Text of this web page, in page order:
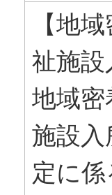
【地
祉施設
地域密
施設入
定に